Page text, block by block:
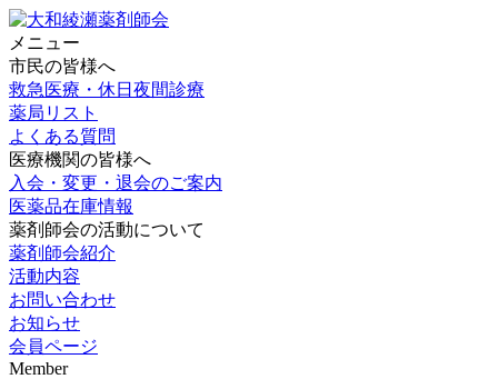
メニュー
市民の皆様へ
救急医療・休日夜間診療
薬局リスト
よくある質問
医療機関の皆様へ
入会・変更・退会のご案内
医薬品在庫情報
薬剤師会の活動について
薬剤師会紹介
活動内容
お問い合わせ
お知らせ
会員ページ
Member